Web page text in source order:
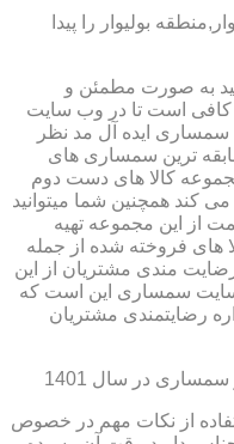
بولیوار را پیدا
به صورت مطمئن و
کافی است تا در وب سایت
سمساری ایده آل مد نظر
ترین سمساری های
کالا های دست دوم
کند همچنین شما میتوانید
از این مجموعه تهیه
های فروخته شده از جمله
مندی مشتریان از این
باشد (۹۰%) هدف سایت سمساری این است که
رضایتمندی مشتریان
در سال 1401
از نکات مهم در خصوص